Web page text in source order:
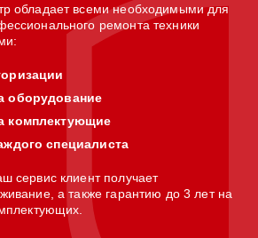
обладает всеми необходимыми для
ремонта техники
оборудование
комплектующие
специалиста
сервис клиент получает
а также гарантию до 3 лет на